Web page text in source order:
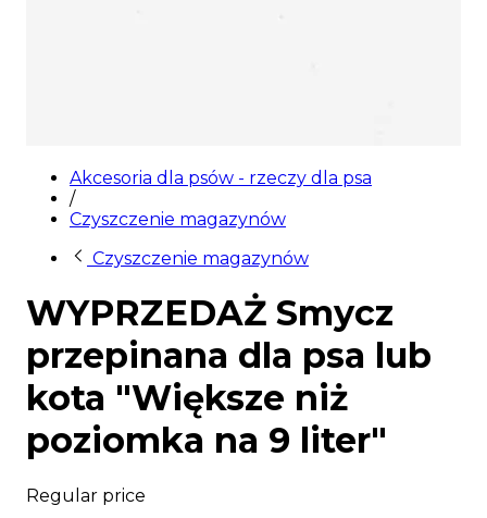
Akcesoria dla psów - rzeczy dla psa
/
Czyszczenie magazynów
Czyszczenie magazynów
WYPRZEDAŻ Smycz
przepinana dla psa lub
kota "Większe niż
poziomka na 9 liter"
Regular price